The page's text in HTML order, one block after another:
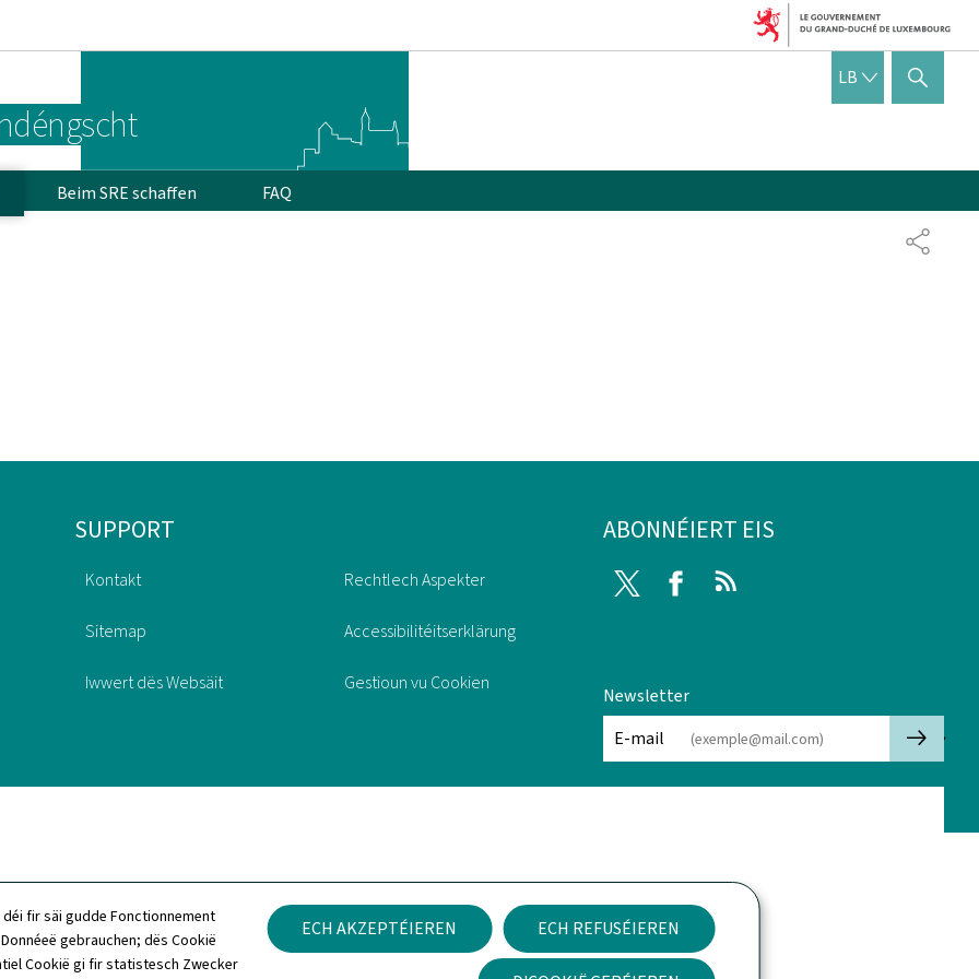
fir säi gudde Fonctionnement
gebrauchen; dës Cookië
Cookië gi fir statistesch Zwecker
ECH AKZEPTÉIEREN ECH REFUSÉIEREN
LB SHOW HIDE SEARCH
Beim SRE schaffen
FAQ
SUPPORT
Kontakt
Sitemap
Iwwert dës Websäit
Rechtlech Aspekter
Accessibilitéitserklärung
Gestioun vu Cookien
ABONNÉIERT EIS
Twitter Facebook
Newsletter
E-mail
🡒